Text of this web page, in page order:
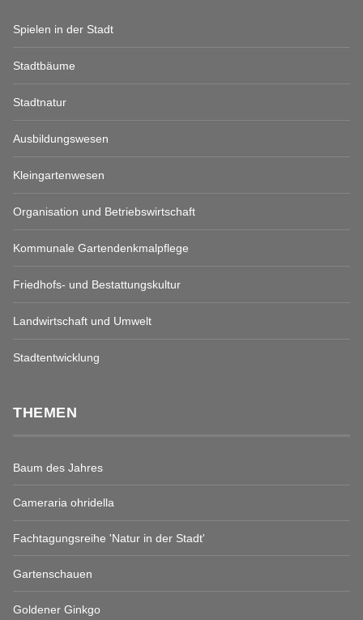
Spielen in der Stadt
Stadtbäume
Stadtnatur
Ausbildungswesen
Kleingartenwesen
Organisation und Betriebswirtschaft
Kommunale Gartendenkmalpflege
Friedhofs- und Bestattungskultur
Landwirtschaft und Umwelt
Stadtentwicklung
THEMEN
Baum des Jahres
Cameraria ohridella
Fachtagungsreihe 'Natur in der Stadt'
Gartenschauen
Goldener Ginkgo